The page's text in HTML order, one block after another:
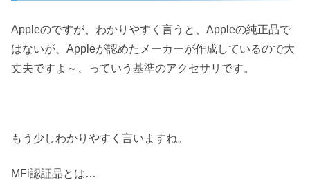
Appleのですが、わかりやすく言うと、Appleの純正品で
はないが、Appleが認めたメーカーが作成しているので大
丈夫ですよ～、っていう基準のアクセサリです。
もう少しわかりやすく言いますね。
MFi認証品とは…